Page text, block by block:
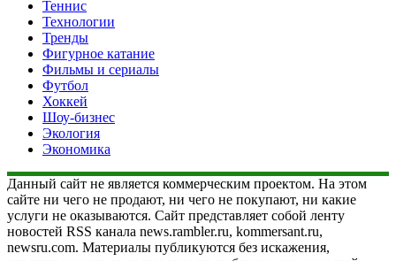
Теннис
Технологии
Тренды
Фигурное катание
Фильмы и сериалы
Футбол
Хоккей
Шоу-бизнес
Экология
Экономика
Данный сайт не является коммерческим проектом. На этом
сайте ни чего не продают, ни чего не покупают, ни какие
услуги не оказываются. Сайт представляет собой ленту
новостей RSS канала news.rambler.ru, kommersant.ru,
newsru.com. Материалы публикуются без искажения,